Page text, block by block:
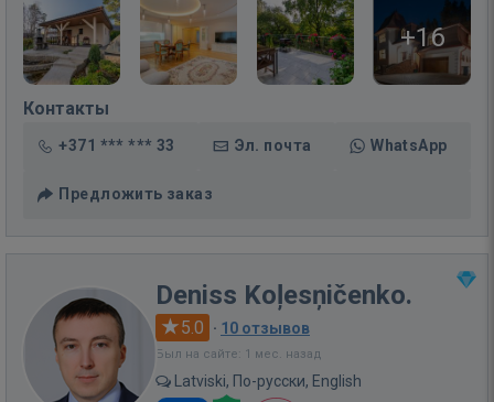
+16
Контакты
+371 *** *** 33 Эл. почта WhatsApp
Предложить заказ
Deniss Koļesņičenko.
5.0 · 10 отзывов
Был на сайте: 1 мес. назад
Latviski, По-русски, English